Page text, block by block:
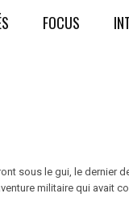
FOCUS
sous le gui, le dernier
militaire qui avait